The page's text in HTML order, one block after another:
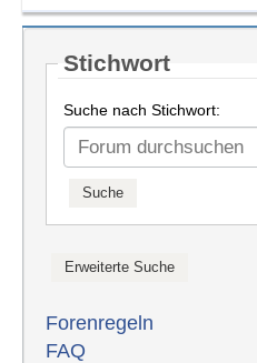
Stichwort
Suche nach Stichwort:
Forenregeln
FAQ